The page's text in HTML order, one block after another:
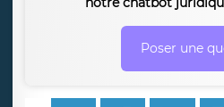
Poser une